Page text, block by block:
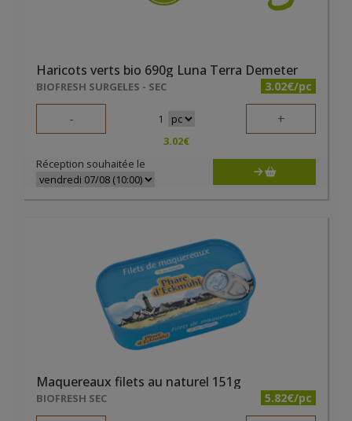
Haricots verts bio 690g Luna Terra Demeter
BIOFRESH SURGELES - SEC 3.02€/pc
- 1 +
3.02€
Réception souhaitée le
Maquereaux filets au naturel 151g
BIOFRESH SEC 5.82€/pc